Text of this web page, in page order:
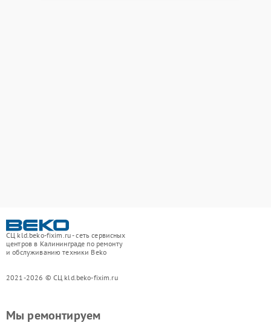
СЦ kld.beko-fixim.ru - сеть сервисных
центров в Калининграде по ремонту
и обслуживанию техники Beko
2021-2026 © СЦ kld.beko-fixim.ru
Мы ремонтируем